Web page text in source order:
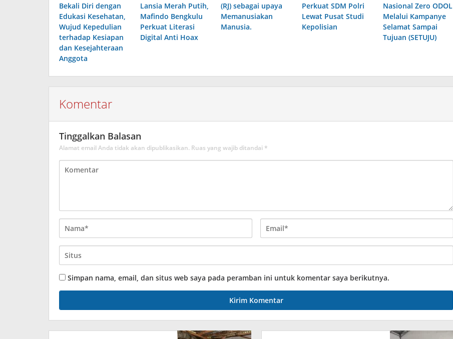
Bekali Diri dengan
Edukasi Kesehatan,
Wujud Kepedulian
terhadap Kesiapan
dan Kesejahteraan
Anggota
Lansia Merah Putih,
Mafindo Bengkulu
Perkuat Literasi
Digital Anti Hoax
(RJ) sebagai upaya
Memanusiakan
Manusia.
Perkuat SDM Polri
Lewat Pusat Studi
Kepolisian
Nasional Zero ODOL
Melalui Kampanye
Selamat Sampai
Tujuan (SETUJU)
Komentar
Tinggalkan Balasan
Alamat email Anda tidak akan dipublikasikan. Ruas yang wajib ditandai *
Simpan nama, email, dan situs web saya pada peramban ini untuk komentar saya berikutnya.